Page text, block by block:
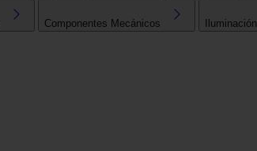
Componentes Mecánicos Iluminación